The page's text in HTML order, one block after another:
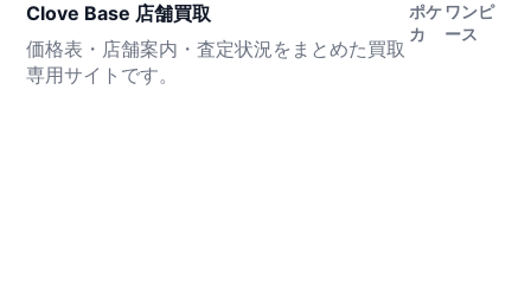
Clove Base 店舗買取
価格表・店舗案内・査定状況をまとめた買取
専用サイトです。
ポケ
カ
ワンピ
ース